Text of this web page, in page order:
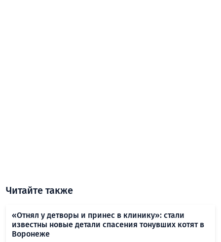
Читайте также
«Отнял у детворы и принес в клинику»: стали
известны новые детали спасения тонувших котят в
Воронеже